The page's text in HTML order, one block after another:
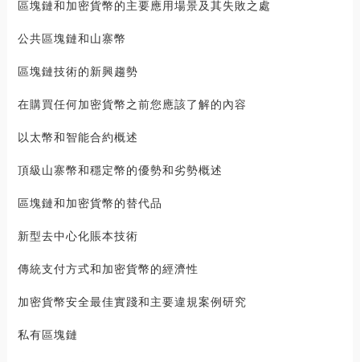
區塊鏈和加密貨幣的主要應用場景及其失敗之處
公共區塊鏈和山寨幣
區塊鏈技術的新興趨勢
在購買任何加密貨幣之前您應該了解的內容
以太幣和智能合約概述
頂級山寨幣和穩定幣的優勢和劣勢概述
區塊鏈和加密貨幣的替代品
新型去中心化賬本技術
傳統支付方式和加密貨幣的經濟性
加密貨幣安全最佳實踐和主要違規案例研究
私有區塊鏈